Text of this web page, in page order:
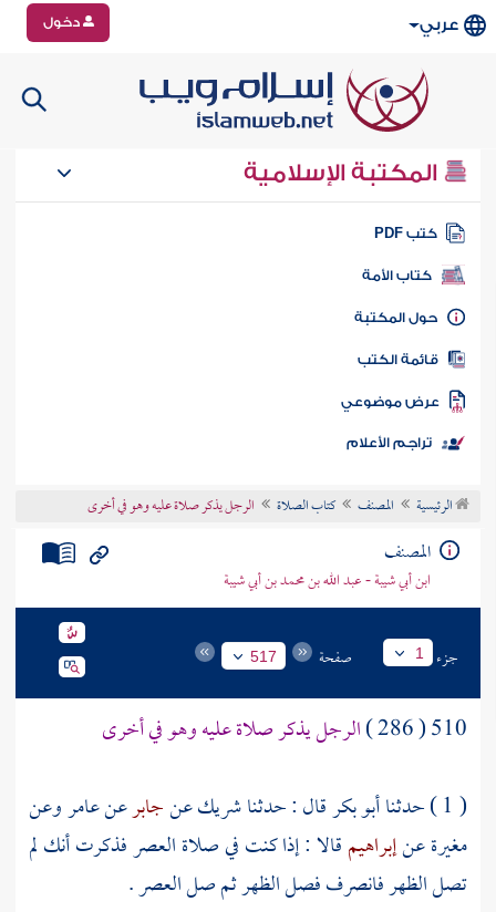
عربي دخول
المكتبة الإسلامية
كتب PDF
كتاب الأمة
المكتبة
الكتب
موضوعي
تراجم الأعلام
الرئيسية المصنف كتاب الصلاة الرجل يذكر صلاة عليه وهو في أخرى
المصنف
ابن أبي شيبة - عبد الله بن محمد بن أبي شيبة
جزء 1 صفحة 517
510 ( 286 )
الرجل يذكر صلاة عليه وهو في أخرى
( 1 ) حدثنا
أبو بكرقال : حدثناشريكعنجابرعنعامروعن
مغيرةعنإبراهيمقالا : إذا كنت في صلاة العصر فذكرت أنك لم
تصل الظهر فانصرف فصل الظهر ثم صل العصر .